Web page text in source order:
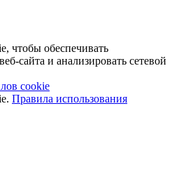
чтобы обеспечивать
сайта и анализировать сетевой
cookie
Правила использования